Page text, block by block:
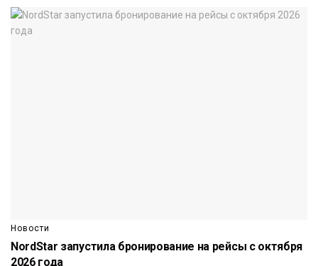
Новости
NordStar запустила бронирование на рейсы с октября
2026 года